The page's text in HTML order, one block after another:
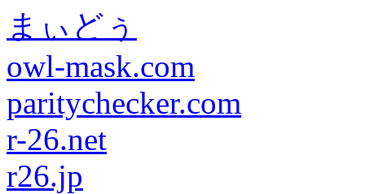
まぃどぅ
owl-mask.com
paritychecker.com
r-26.net
r26.jp